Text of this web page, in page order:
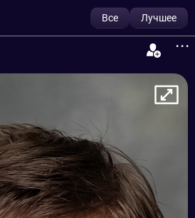
Все Лучшее
...